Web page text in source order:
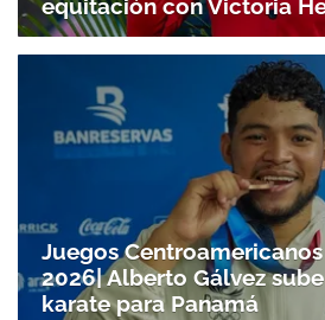
equitación con Victoria
Juegos
2026| Alberto Gálvez
karate para Panamá